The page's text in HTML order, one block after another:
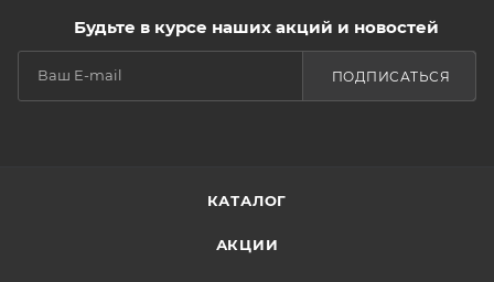
Будьте в курсе наших акций и новостей
ПОДПИСАТЬСЯ
КАТАЛОГ
АКЦИИ